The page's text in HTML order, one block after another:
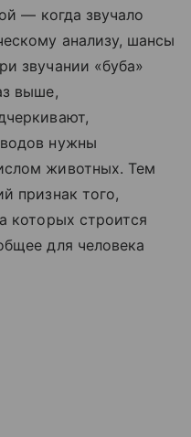
— когда звучало
анализу, шансы
звучании «буба»
выше,
нужны
животных. Тем
признак того,
которых строится
для человека